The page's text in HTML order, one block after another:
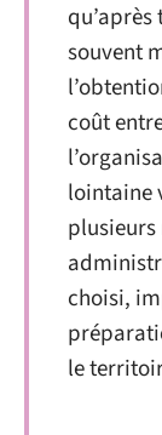
souvent
coût
lointaine
plusieurs
choisi,
le